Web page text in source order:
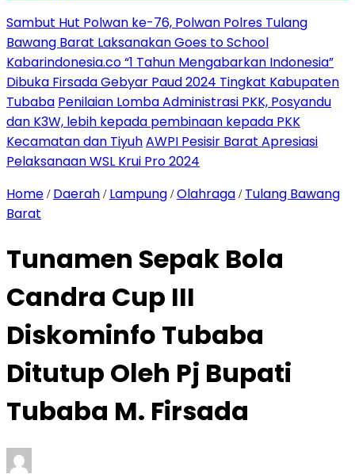
Sambut Hut Polwan ke-76, Polwan Polres Tulang
Bawang Barat Laksanakan Goes to School
Kabarindonesia.co “1 Tahun Mengabarkan Indonesia”
Dibuka Firsada Gebyar Paud 2024 Tingkat Kabupaten
Tubaba Penilaian Lomba Administrasi PKK, Posyandu
dan K3W, lebih kepada pembinaan kepada PKK
Kecamatan dan TiyuhAWPI Pesisir Barat Apresiasi
Pelaksanaan WSL Krui Pro 2024
Home / Daerah / Lampung /Olahraga / Tulang Bawang
Barat
Tunamen Sepak Bola
Candra Cup III
Diskominfo Tubaba
Ditutup Oleh Pj Bupati
Tubaba M. Firsada